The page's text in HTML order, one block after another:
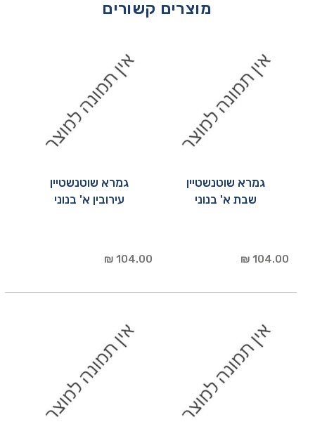
מוצרים קשורים
גמרא שוטנשטיין
שבת א' בנוני
104.00 ₪
גמרא שוטנשטיין
עירובין א' בנוני
104.00 ₪